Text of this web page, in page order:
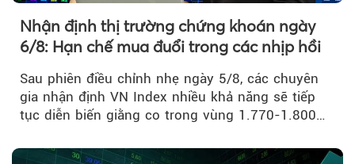
Nhận định thị trường chứng khoán ngày
6/8: Hạn chế mua đuổi trong các nhịp hồi
Sau phiên điều chỉnh nhẹ ngày 5/8, các chuyên
gia nhận định VN Index nhiều khả năng sẽ tiếp
tục diễn biến giằng co trong vùng 1.770-1.800